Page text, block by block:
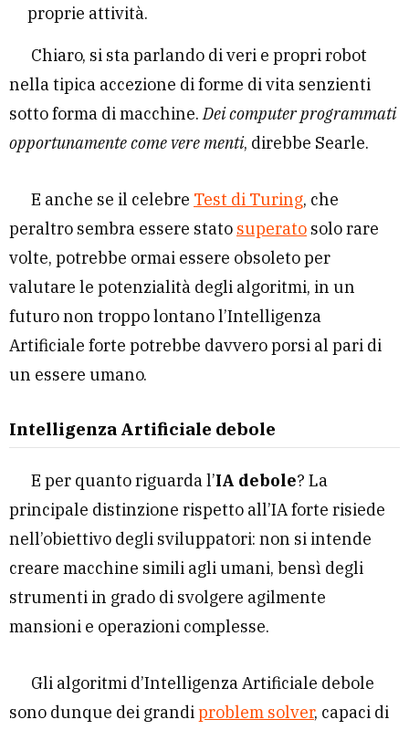
proprie attività.
Chiaro, si sta parlando di veri e propri robot
nella tipica accezione di forme di vita senzienti
sotto forma di macchine.Dei computer programmati
opportunamente come vere menti, direbbe Searle.
E anche se il celebre Test di Turing, che
peraltro sembra essere stato superato solo rare
volte, potrebbe ormai essere obsoleto per
valutare le potenzialità degli algoritmi, in un
futuro non troppo lontano l’Intelligenza
Artificiale forte potrebbe davvero porsi al pari di
un essere umano.
Intelligenza Artificiale debole
E per quanto riguarda l’IA debole? La
principale distinzione rispetto all’IA forte risiede
nell’obiettivo degli sviluppatori: non si intende
creare macchine simili agli umani, bensì degli
strumenti in grado di svolgere agilmente
mansioni e operazioni complesse.
Gli algoritmi d’Intelligenza Artificiale debole
sono dunque dei grandiproblem solver, capaci di